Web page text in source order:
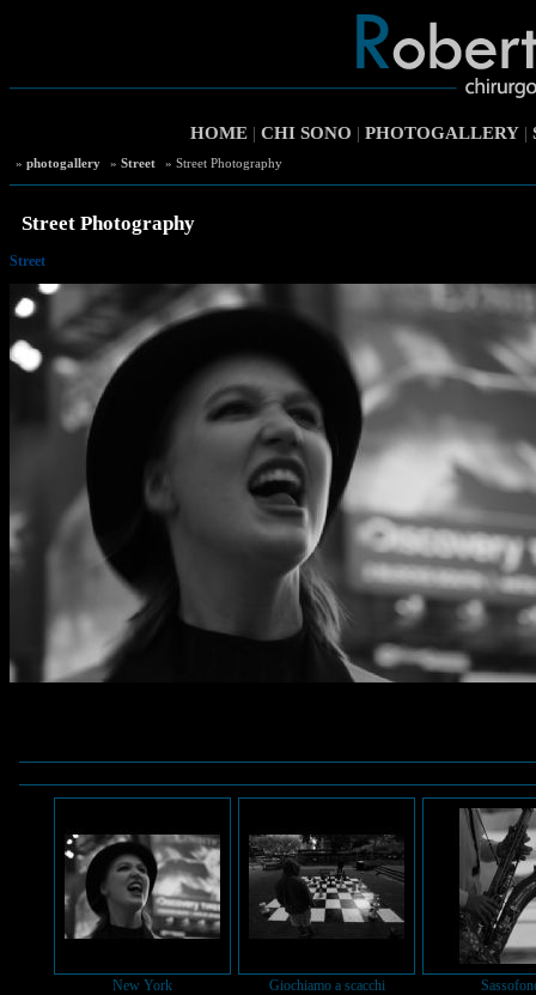
HOME| CHI SONO | PHOTOGALLERY|
» photogallery » Street » Street Photography
Street Photography
Street
New York Giochiamo a scacchi